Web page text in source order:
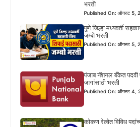
भरती
Published On: ऑगस्ट 5,
पुणे जिल्हा मध्यवर्ती
जम्बो भरती
Published On: ऑगस्ट 5,
पंजाब नॅशनल बँकेत पदवी
जागांसाठी भरती
Published On: ऑगस्ट 4,
कोकण रेल्वेत विविध